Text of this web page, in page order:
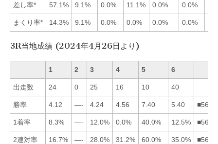
差し率* 57.1% 9.1% 0.0% 11.1% 0.0% 0.0%
まくり率* 14.3% 9.1% 0.0% 0.0% 0.0% 0.0%
3R当地成績 (2024年4月26日より)
1 2 3 4 5 6
出走数 24 0 25 16 10 40
勝率 4.12 —- 4.24 4.56 7.40 5.40
1着率 8.3% —- 12.0% 0.0% 40.0% 12.5%
2連対率 16.7% —- 28.0% 31.2% 60.0% 35.0%